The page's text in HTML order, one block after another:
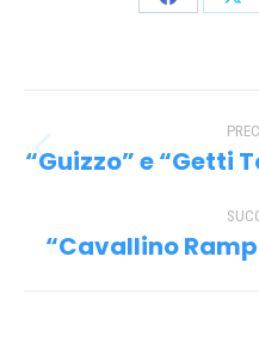
Condividi
tra
post
“Guizzo” e “Getti
“Cavallino